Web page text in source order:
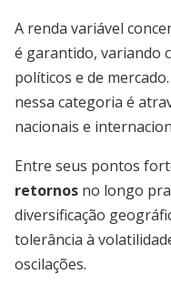
A renda variável
é garantido, variando
políticos e de
nessa categoria é
nacionais e
Entre seus pontos
retornos no longo
diversificação
tolerância à
oscilações.